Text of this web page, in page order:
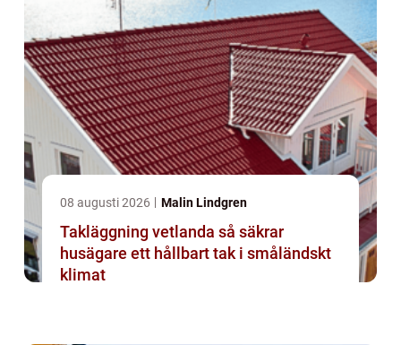
08 augusti 2026 Malin Lindgren
Takläggning vetlanda så säkrar
husägare ett hållbart tak i småländskt
klimat